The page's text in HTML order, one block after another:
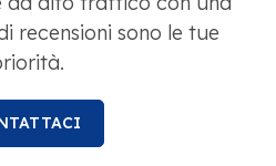
recensioni sono le tue